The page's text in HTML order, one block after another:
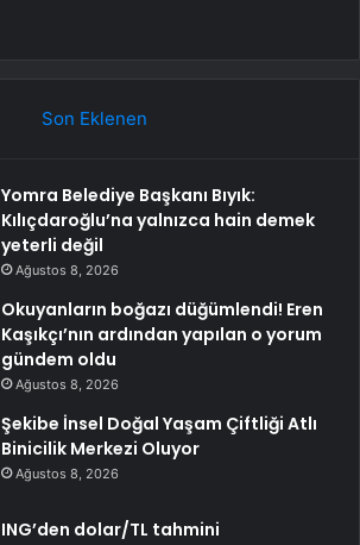
Son Eklenen
Yomra Belediye Başkanı Bıyık:
Kılıçdaroğlu’na yalnızca hain demek
yeterli değil
Ağustos 8, 2026
Okuyanların boğazı düğümlendi! Eren
Kaşıkçı’nın ardından yapılan o yorum
gündem oldu
Ağustos 8, 2026
Şekibe İnsel Doğal Yaşam Çiftliği Atlı
Binicilik Merkezi Oluyor
Ağustos 8, 2026
ING’den dolar/TL tahmini